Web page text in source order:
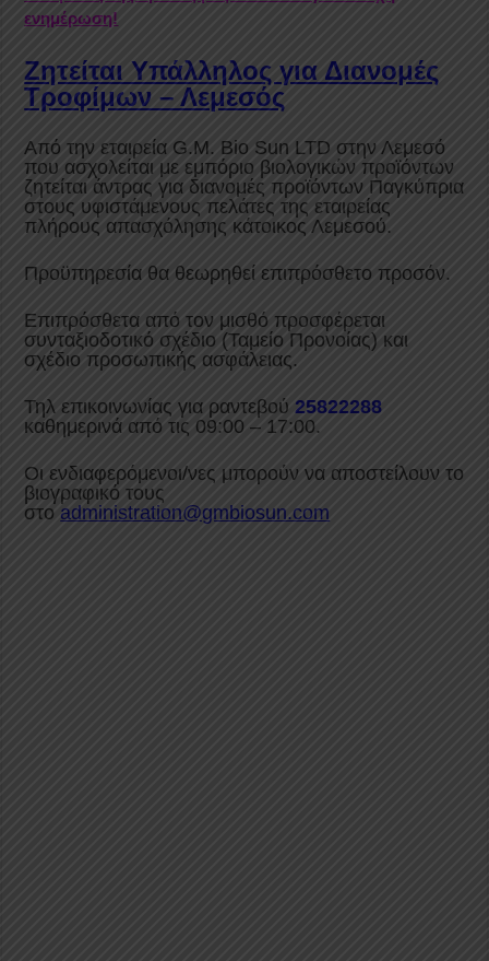
ενημέρωση!
Zητείται Υπάλληλος για Διανομές
Τροφίμων – Λεμεσός
Από την εταιρεία G.M. Bio Sun LTD στην Λεμεσό
που ασχολείται με εμπόριο βιολογικών προϊόντων
ζητείται άντρας για διανομές προϊόντων Παγκύπρια
στους υφιστάμενους πελάτες της εταιρείας
πλήρους απασχόλησης κάτοικος Λεμεσού.
Προϋπηρεσία θα θεωρηθεί επιπρόσθετο προσόν.
Επιπρόσθετα από τον μισθό προσφέρεται
συνταξιοδοτικό σχέδιο (Ταμείο Προνοίας) και
σχέδιο προσωπικής ασφάλειας.
Τηλ επικοινωνίας για ραντεβού 25822288
καθημερινά από τις 09:00 – 17:00.
Οι ενδιαφερόμενοι/νες μπορούν να αποστείλουν το
βιογραφικό τους
στο administration@gmbiosun.com